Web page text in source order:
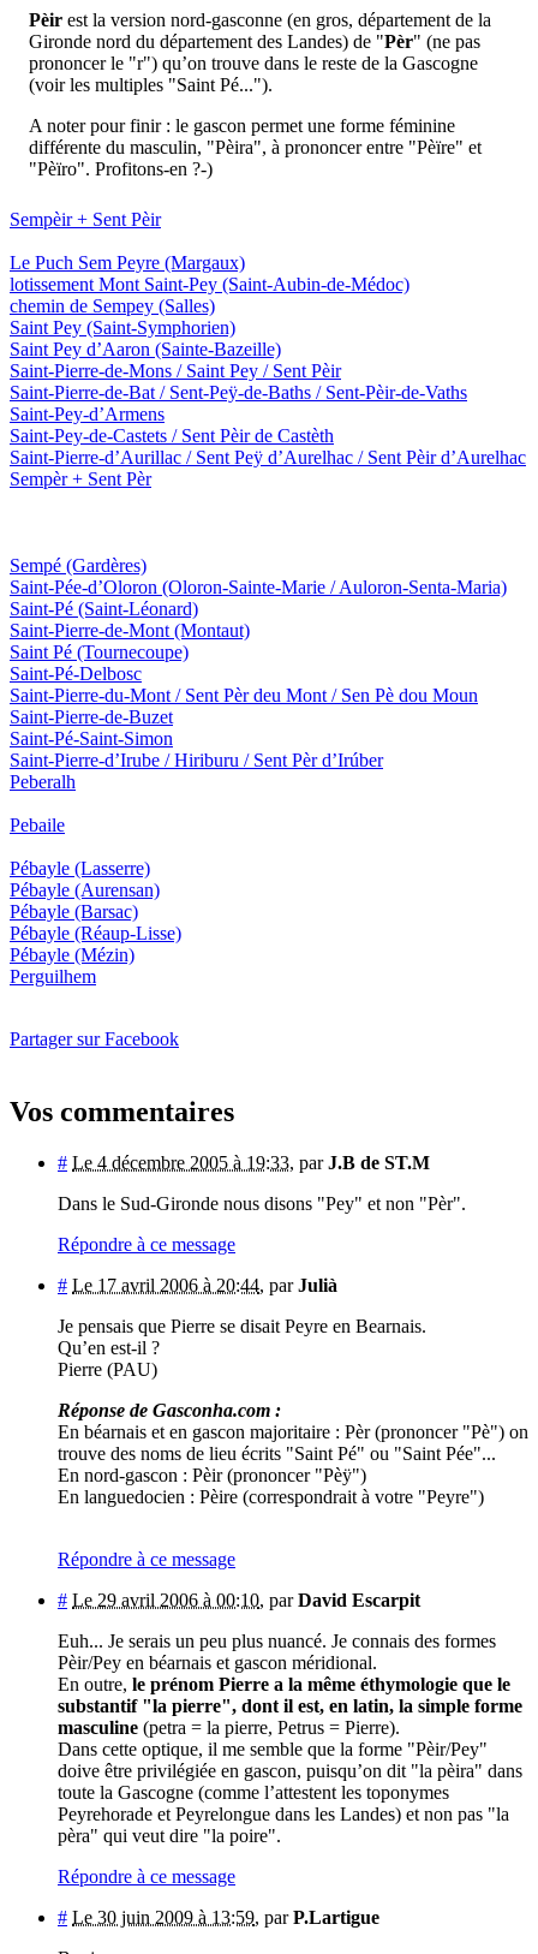
Pèir est la version nord-gasconne (en gros, département de la
Gironde nord du département des Landes) de "Pèr" (ne pas
prononcer le "r") qu’on trouve dans le reste de la Gascogne
(voir les multiples "Saint Pé...").
A noter pour finir : le gascon permet une forme féminine
différente du masculin, "Pèira", à prononcer entre "Pèïre" et
"Pèïro". Profitons-en ?-)
Sempèir + Sent Pèir
Le Puch Sem Peyre (Margaux)
lotissement Mont Saint-Pey (Saint-Aubin-de-Médoc)
chemin de Sempey (Salles)
Saint Pey (Saint-Symphorien)
Saint Pey d’Aaron (Sainte-Bazeille)
Saint-Pierre-de-Mons / Saint Pey / Sent Pèir
Saint-Pierre-de-Bat / Sent-Peÿ-de-Baths / Sent-Pèir-de-Vaths
Saint-Pey-d’Armens
Saint-Pey-de-Castets / Sent Pèir de Castèth
Saint-Pierre-d’Aurillac / Sent Peÿ d’Aurelhac / Sent Pèir d’Aurelhac
Sempèr + Sent Pèr
Sempé (Gardères)
Saint-Pée-d’Oloron (Oloron-Sainte-Marie / Auloron-Senta-Maria)
Saint-Pé (Saint-Léonard)
Saint-Pierre-de-Mont (Montaut)
Saint Pé (Tournecoupe)
Saint-Pé-Delbosc
Saint-Pierre-du-Mont / Sent Pèr deu Mont / Sen Pè dou Moun
Saint-Pierre-de-Buzet
Saint-Pé-Saint-Simon
Saint-Pierre-d’Irube / Hiriburu / Sent Pèr d’Irúber
Peberalh
Pebaile
Pébayle (Lasserre)
Pébayle (Aurensan)
Pébayle (Barsac)
Pébayle (Réaup-Lisse)
Pébayle (Mézin)
Perguilhem
Partager sur Facebook
Vos commentaires
# Le 4 décembre 2005 à 19:33, parJ.B de ST.M
Dans le Sud-Gironde nous disons "Pey" et non "Pèr".
Répondre à ce message
# Le 17 avril 2006 à 20:44, parJulià
Je pensais que Pierre se disait Peyre en Bearnais.
Qu’en est-il ?
Pierre (PAU)
Réponse de Gasconha.com :
En béarnais et en gascon majoritaire : Pèr (prononcer "Pè") on
trouve des noms de lieu écrits "Saint Pé" ou "Saint Pée"...
En nord-gascon : Pèir (prononcer "Pèÿ")
En languedocien : Pèire (correspondrait à votre "Peyre")
Répondre à ce message
# Le 29 avril 2006 à 00:10, parDavid Escarpit
Euh... Je serais un peu plus nuancé. Je connais des formes
Pèir/Pey en béarnais et gascon méridional.
En outre, le prénom Pierre a la même éthymologie que le
substantif "la pierre", dont il est, en latin, la simple forme
masculine (petra = la pierre, Petrus = Pierre).
Dans cette optique, il me semble que la forme "Pèir/Pey"
doive être privilégiée en gascon, puisqu’on dit "la pèira" dans
toute la Gascogne (comme l’attestent les toponymes
Peyrehorade et Peyrelongue dans les Landes) et non pas "la
pèra" qui veut dire "la poire".
Répondre à ce message
# Le 30 juin 2009 à 13:59, parP.Lartigue